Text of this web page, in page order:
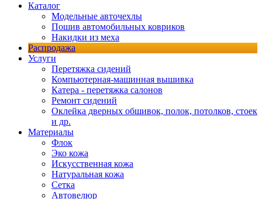
Каталог
Модельные авточехлы
Пошив автомобильных ковриков
Накидки из меха
Распродажа
Услуги
Перетяжка сидений
Компьютерная-машинная вышивка
Катера - перетяжка салонов
Ремонт сидений
Оклейка дверных обшивок, полок, потолков, стоек
и др.
Материалы
Флок
Эко кожа
Искусственная кожа
Натуральная кожа
Сетка
Автовелюр